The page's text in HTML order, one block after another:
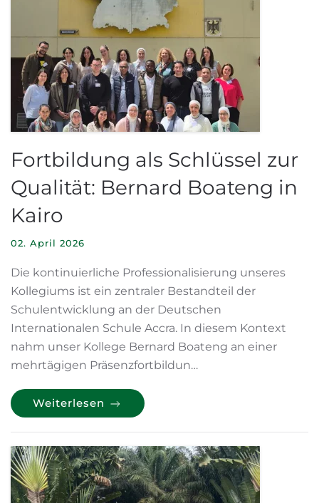
Fortbildung als Schlüssel zur
Qualität: Bernard Boateng in
Kairo
02. April 2026
Die kontinuierliche Professionalisierung unseres
Kollegiums ist ein zentraler Bestandteil der
Schulentwicklung an der Deutschen
Internationalen Schule Accra. In diesem Kontext
nahm unser Kollege Bernard Boateng an einer
mehrtägigen Präsenzfortbildun…
Weiterlesen